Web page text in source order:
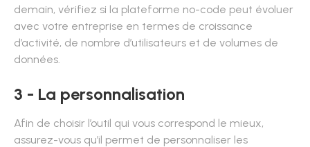
demain, vérifiez si la plateforme no-code peut évoluer
avec votre entreprise en termes de croissance
d’activité, de nombre d’utilisateurs et de volumes de
données.
3 - La personnalisation
Afin de choisir l’outil qui vous correspond le mieux,
assurez-vous qu’il permet de personnaliser les